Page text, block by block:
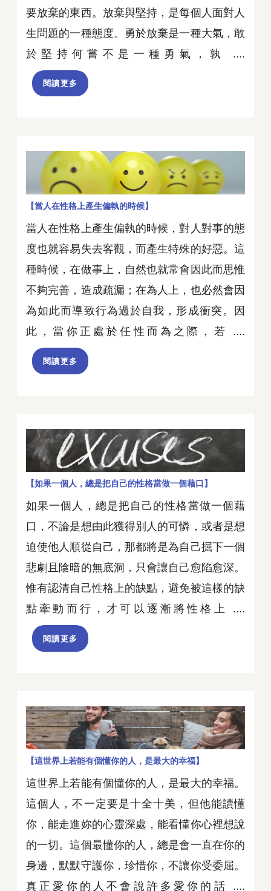
要放棄的東西。放棄與堅持，是每個人面對人
生問題的一種態度。勇於放棄是一種大氣，敢
於堅持何嘗不是一種勇氣，孰 ....
閱讀更多
【當人在性格上產生偏執的時候】
當人在性格上產生偏執的時候，對人對事的態
度也就容易失去客觀，而產生特殊的好惡。這
種時候，在做事上，自然也就常會因此而思惟
不夠完善，造成疏漏；在為人上，也必然會因
為如此而導致行為過於自我，形成衝突。因
此，當你正處於任性而為之際，若 ....
閱讀更多
【如果一個人，總是把自己的性格當做一個藉口】
如果一個人，總是把自己的性格當做一個藉
口，不論是想由此獲得別人的可憐，或者是想
迫使他人順從自己，那都將是為自己掘下一個
悲劇且陰暗的無底洞，只會讓自己愈陷愈深。
惟有認清自己性格上的缺點，避免被這樣的缺
點牽動而行，才可以逐漸將性格上 ....
閱讀更多
【這世界上若能有個懂你的人，是最大的幸福】
這世界上若能有個懂你的人，是最大的幸福。
這個人，不一定要是十全十美，但他能讀懂
你，能走進妳的心靈深處，能看懂你心裡想說
的一切。這個最懂你的人，總是會一直在你的
身邊，默默守護你，珍惜你，不讓你受委屈。
真正愛你的人不會說許多愛你的話 ....